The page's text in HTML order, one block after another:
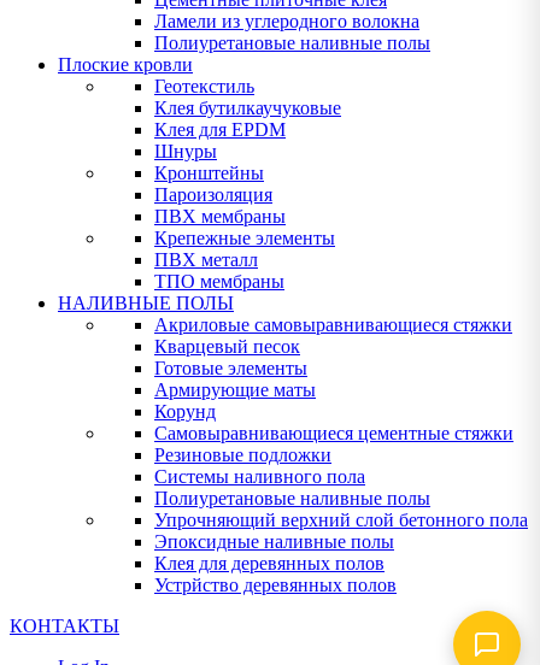
Ламели из углеродного волокна
Полиуретановые наливные полы
Плоские кровли
Геотекстиль
Клея бутилкаучуковые
Клея для EPDM
Шнуры
Кронштейны
Пароизоляция
ПВХ мембраны
Крепежные элементы
ПВХ металл
ТПО мембраны
НАЛИВНЫЕ ПОЛЫ
Акриловые самовыравнивающиеся стяжки
Кварцевый песок
Готовые элементы
Армирующие маты
Корунд
Самовыравнивающиеся цементные стяжки
Резиновые подложки
Системы наливного пола
Полиуретановые наливные полы
Упрочняющий верхний слой бетонного пола
Эпоксидные наливные полы
Клея для деревянных полов
Устрйство деревянных полов
КОНТАКТЫ